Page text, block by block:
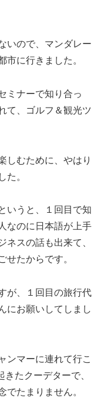
いので、マンダレー
市に行きました。
ミナーで知り合っ
て、ゴルフ＆観光ツ
しむために、やはり
た。
いうと、１回目で知
なのに日本語が上手
ネスの話も出来て、
せたからです。
が、１回目の旅行代
にお願いしてしまし
ンマーに連れて行こ
たクーデターで、
でたまりません。